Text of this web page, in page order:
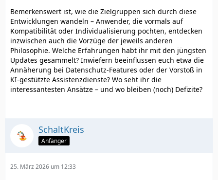
Bemerkenswert ist, wie die Zielgruppen sich durch diese
Entwicklungen wandeln – Anwender, die vormals auf
Kompatibilität oder Individualisierung pochten, entdecken
inzwischen auch die Vorzüge der jeweils anderen
Philosophie. Welche Erfahrungen habt ihr mit den jüngsten
Updates gesammelt? Inwiefern beeinflussen euch etwa die
Annäherung bei Datenschutz-Features oder der Vorstoß in
KI-gestützte Assistenzdienste? Wo seht ihr die
interessantesten Ansätze – und wo bleiben (noch) Defizite?
SchaltKreis
Anfänger
25. März 2026 um 12:33